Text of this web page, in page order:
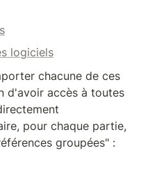
logiciels
chacune de ces
d'avoir accès à toutes
pour chaque partie,
groupées" :